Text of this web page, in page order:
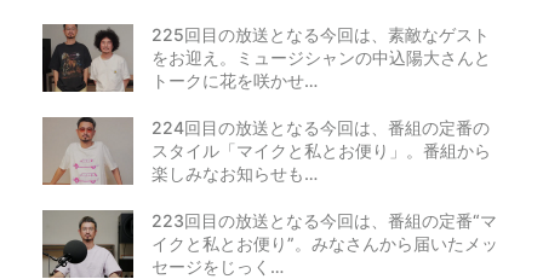
225回目の放送となる今回は、素敵なゲスト
をお迎え。ミュージシャンの中込陽大さんと
トークに花を咲かせ…
224回目の放送となる今回は、番組の定番の
スタイル「マイクと私とお便り」。番組から
楽しみなお知らせも…
223回目の放送となる今回は、番組の定番“マ
イクと私とお便り”。みなさんから届いたメッ
セージをじっく…